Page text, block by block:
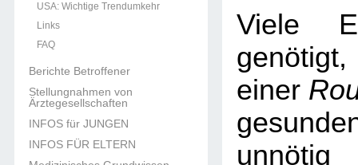
USA: Wichtige Trendumkehr
Links
FAQ
Berichte Betroffener
Stellungnahmen von
Ärztegesellschaften
INFOS für JUNGEN
INFOS FÜR ELTERN
Viele
einer